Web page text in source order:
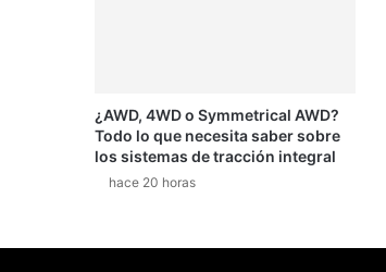
¿AWD, 4WD o Symmetrical AWD?
Todo lo que necesita saber sobre
los sistemas de tracción integral
hace 20 horas